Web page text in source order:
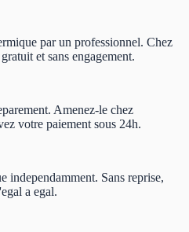
par un professionnel. Chez
et sans engagement.
Amenez-le chez
votre paiement sous 24h.
independamment. Sans reprise,
a egal.